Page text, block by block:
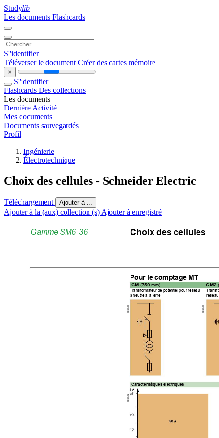
Studylib
Les documents Flashcards
S''identifier
Téléverser le document Créer des cartes mémoire
×
S''identifier
Flashcards Des collections
Les documents
Dernière Activité
Mes documents
Documents sauvegardés
Profil
Ingénierie
Électrotechnique
Choix des cellules - Schneider Electric
Téléchargement Ajouter à ...
Ajouter à la (aux) collection (s) Ajouter à enregistré
Choix des cellules
Pour le comptage MT
CM (750 mm) CM2
ransformateur de potentiel pour réseau
à neutre à la terre
réseau
DE51422 DE51422
Caractéristiques électriques
DE51452
Gamme SM6-36